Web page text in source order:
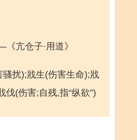
亢仓子·用道》
骚扰);戕生(伤害生命);戕
伐(伤害;自残,指“纵欲”)